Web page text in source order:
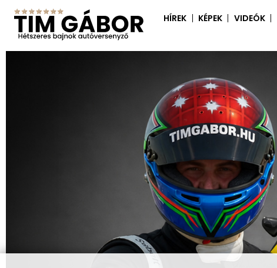
HÍREK KÉPEK VIDEÓK